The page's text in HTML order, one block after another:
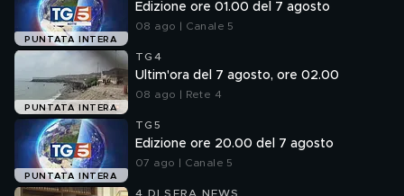
PUNTATA INTERA
Edizione ore 01.00 del 7 agosto
08 ago | Canale 5
PUNTATA INTERA
TG4
Ultim'ora del 7 agosto, ore 02.00
08 ago | Rete 4
PUNTATA INTERA
TG5
Edizione ore 20.00 del 7 agosto
07 ago | Canale 5
4 DI SERA NEWS